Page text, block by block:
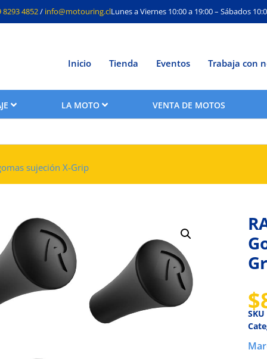
8293 4852/ info@motouring.clLunes a Viernes 10:00 a 19:00 – Sábados
Inicio Tienda Eventos Trabaja con
LA MOTO VENTA DE MOTOS
sujeción X-Grip
$
SKU